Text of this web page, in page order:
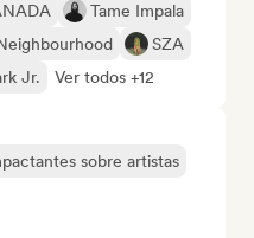
Tame Impala
SZA
Jr. Ver todos +12
sobre artistas